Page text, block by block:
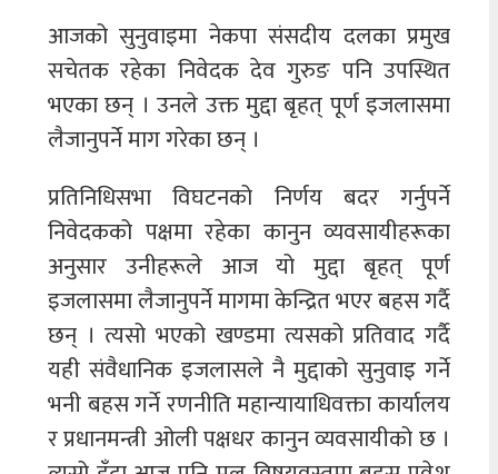
आजको सुनुवाइमा नेकपा संसदीय दलका प्रमुख
सचेतक रहेका निवेदक देव गुरुङ पनि उपस्थित
भएका छन् । उनले उक्त मुद्दा बृहत् पूर्ण इजलासमा
लैजानुपर्ने माग गरेका छन् ।
प्रतिनिधिसभा विघटनको निर्णय बदर गर्नुपर्ने
निवेदकको पक्षमा रहेका कानुन व्यवसायीहरूका
अनुसार उनीहरूले आज यो मुद्दा बृहत् पूर्ण
इजलासमा लैजानुपर्ने मागमा केन्द्रित भएर बहस गर्दै
छन् । त्यसो भएको खण्डमा त्यसको प्रतिवाद गर्दै
यही संवैधानिक इजलासले नै मुद्दाको सुनुवाइ गर्ने
भनी बहस गर्ने रणनीति महान्यायाधिवक्ता कार्यालय
र प्रधानमन्त्री ओली पक्षधर कानुन व्यवसायीको छ ।